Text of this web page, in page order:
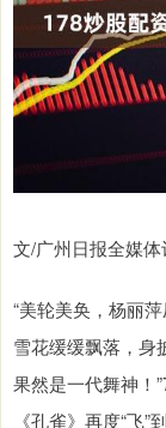
文/广州日报全媒
“美轮美奂，杨丽
雪花缓缓飘落，身
果然是一代舞神！
《孔雀》再度“飞”